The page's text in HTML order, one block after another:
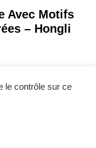
Avec Motifs
– Hongli
le contrôle sur ce